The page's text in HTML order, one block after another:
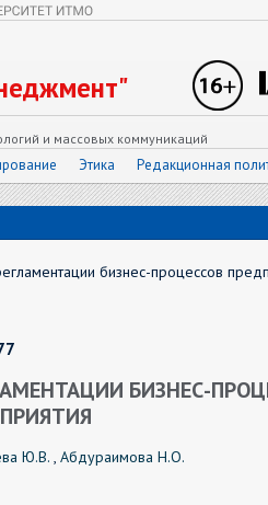
и массовых коммуникаций
Этика Редакционная
бизнес-процессов
БИЗНЕС-
Ю.В. , Абдураимова Н.О.